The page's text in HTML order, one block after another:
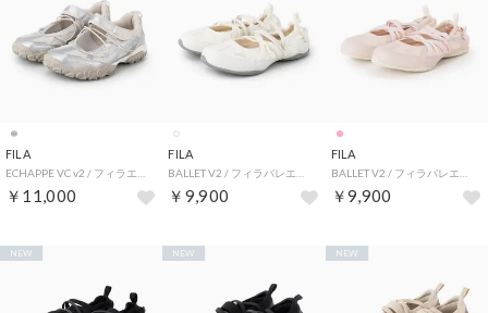
FILA
￥11,000
FILA
￥9,900
FILA
￥9,900
NEW NEW NEW